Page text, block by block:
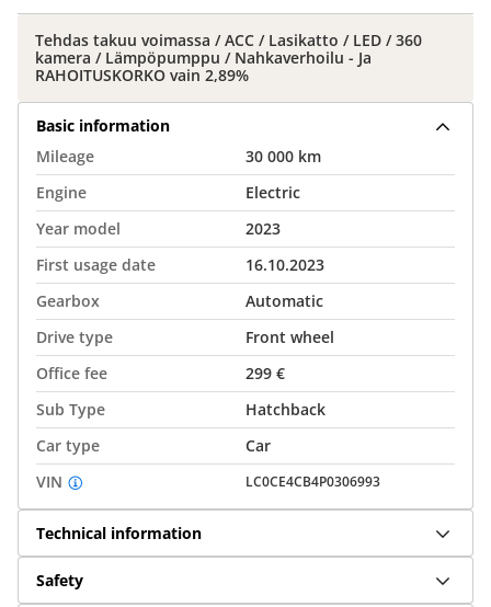
Tehdas takuu voimassa / ACC / Lasikatto / LED / 360
kamera / Lämpöpumppu / Nahkaverhoilu - Ja
RAHOITUSKORKO vain 2,89%
Basic information
Mileage
30 000 km
Engine
Electric
Year model
2023
First usage date
16.10.2023
Gearbox
Automatic
Drive type
Front wheel
Office fee
299 €
Sub Type
Hatchback
Car type
Car
VIN
LC0CE4CB4P0306993
Technical information
Safety